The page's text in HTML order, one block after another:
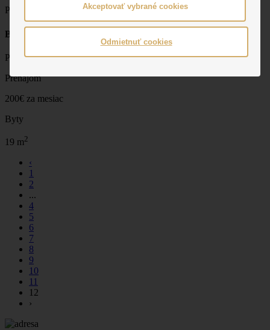
Prenajaté
Banská Bystrica
Prenájom garsónky priamo na Námestí SNP
Prenájom
200€ za mesiac
Byty
19 m2
‹
1
2
...
4
5
6
7
8
9
10
11
12
›
Akceptovať vybrané cookies
Odmietnuť cookies